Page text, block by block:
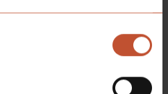
van het montagekozijn
Someren. Een bedrijfshal,
te maken voor de uit België